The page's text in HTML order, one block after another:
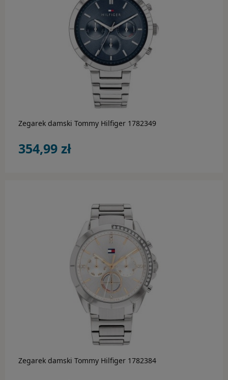
Zegarek damski Tommy Hilfiger 1782349
354,99 zł
do koszyka
Zegarek damski Tommy Hilfiger 1782384
do koszyka